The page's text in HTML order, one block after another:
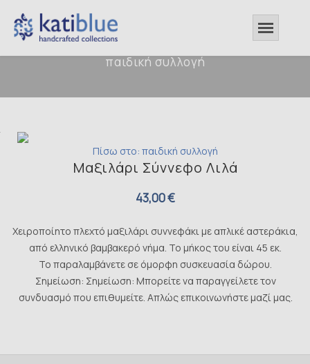
παιδική συλλογή
Πίσω στο: παιδική συλλογή
Μαξιλάρι Σύννεφο Λιλά
43,00 €
Χειροποίητο πλεχτό μαξιλάρι συννεφάκι με απλικέ αστεράκια,
από ελληνικό βαμβακερό νήμα. Το μήκος του είναι 45 εκ.
Το παραλαμβάνετε σε όμορφη συσκευασία δώρου.
Σημείωση: Σημείωση: Μπορείτε να παραγγείλετε τον
συνδυασμό που επιθυμείτε. Απλώς επικοινωνήστε μαζί μας.